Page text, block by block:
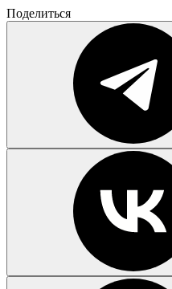
Поделиться